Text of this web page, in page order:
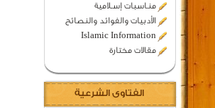
منـاسبات إسـلامية
الأدبيات والفوائد والنصائح
Islamic Information
مقالات مختارة
الفتاوى الشرعية